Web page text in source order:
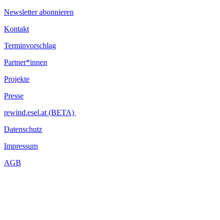
Newsletter abonnieren
Kontakt
Terminvorschlag
Partner*innen
Projekte
Presse
rewind.esel.at (BETA)
Datenschutz
Impressum
AGB